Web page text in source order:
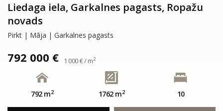
Liedaga iela, Garkalnes pagasts, Ropažu
novads
Pirkt | Māja | Garkalnes pagasts
792 000 € 1 000 € / m2
792 m2 1762 m2 10